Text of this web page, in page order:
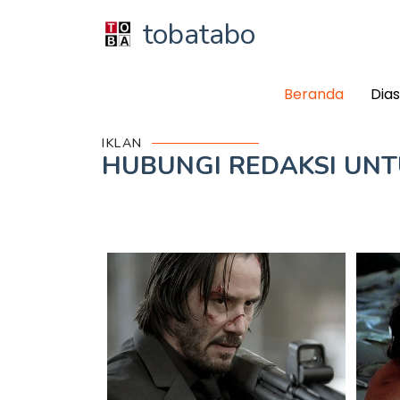
tobatabo
Beranda
IKLAN
HUBUNGI REDAKSI